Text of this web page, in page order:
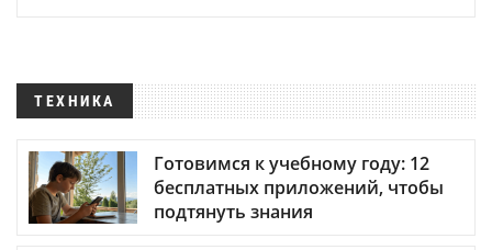
ТЕХНИКА
Готовимся к учебному году: 12
бесплатных приложений, чтобы
подтянуть знания